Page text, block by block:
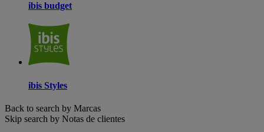
ibis budget
ibis Styles
Back to search by Marcas
Skip search by Notas de clientes